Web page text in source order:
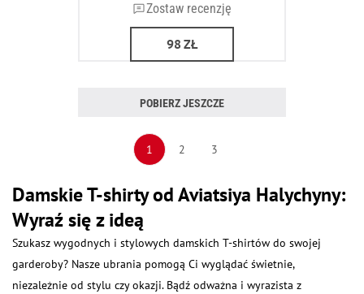
Zostaw recenzję
98 ZŁ
POBIERZ JESZCZE
1 2 3
Damskie T-shirty od Aviatsiya Halychyny:
Wyraź się z ideą
Szukasz wygodnych i stylowych damskich T-shirtów do swojej
garderoby? Nasze ubrania pomogą Ci wyglądać świetnie,
niezależnie od stylu czy okazji. Bądź odważna i wyrazista z